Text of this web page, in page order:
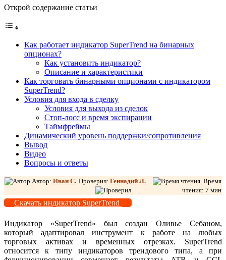
Открой содержание статьи
Как работает индикатор SuperTrend на бинарных
опционах?
Как установить индикатор?
Описание и характеристики
Как торговать бинарными опционами с индикатором
SuperTrend?
Условия для входа в сделку
Условия для выхода из сделок
Стоп-лосс и время экспирации
Таймфреймы
Динамический уровень поддержки/сопротивления
Вывод
Видео
Вопросы и ответы
Автор: Иван С. Проверил: Геннадий Л.
Время
чтения: 7 мин
Скачать индикатор SuperTrend
Индикатор «SuperTrend» был создан Оливье Себаном,
который адаптировал инструмент к работе на любых
торговых активах и временных отрезках. SuperTrend
относится к типу индикаторов трендового типа, а при